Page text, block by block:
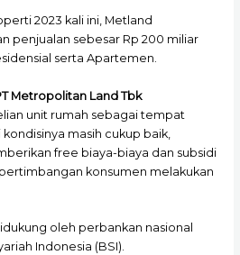
2023 kali ini, Metland
penjualan sebesar Rp 200 miliar
serta Apartemen.
Metropolitan Land Tbk
unit rumah sebagai tempat
masih cukup baik,
free biaya-biaya dan subsidi
konsumen melakukan
oleh perbankan nasional
Indonesia (BSI).